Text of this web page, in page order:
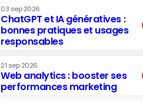
03 sep 2026
ChatGPT et IA génératives :
bonnes pratiques et usages
responsables
21 sep 2026
Web analytics : booster ses
performances marketing